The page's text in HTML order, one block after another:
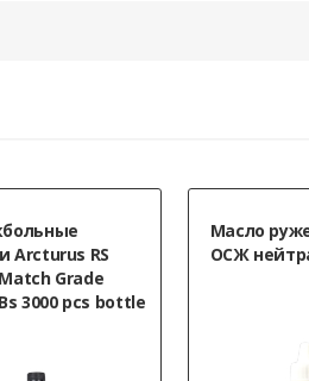
Arcturus RS
Grade
3000 pcs bottle
Масло
ОСЖ